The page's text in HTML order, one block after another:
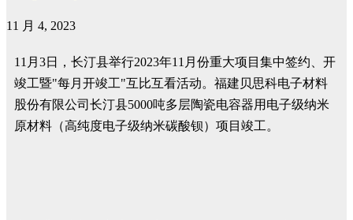
11 月 4, 2023
11月3日，长汀县举行2023年11月份重大项目集中签约、开
竣工暨"每月开竣工"互比互看活动。福建贝思科电子材料
股份有限公司长汀县5000吨多层陶瓷电容器用电子级纳米
原材料（高纯度电子级纳米碳酸钡）项目竣工。